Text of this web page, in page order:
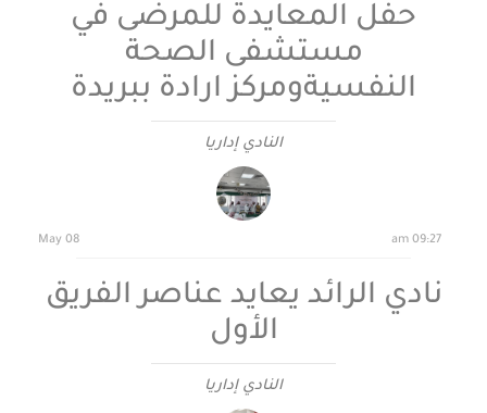
حفل المعايدة للمرضى في
مستشفى الصحة
النفسيةومركز ارادة ببريدة
النادي إداريا
نادي الرائد يعايد عناصر الفريق
الأول
النادي إداريا